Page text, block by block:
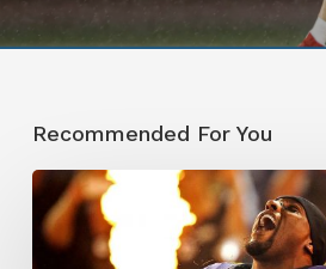
Recommended For You
Sohn
von
NFL-